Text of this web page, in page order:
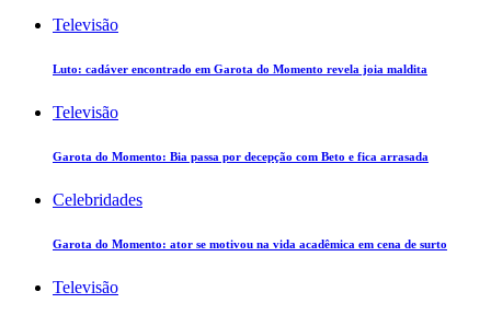
Televisão
Luto: cadáver encontrado em Garota do Momento revela joia maldita
Televisão
Garota do Momento: Bia passa por decepção com Beto e fica arrasada
Celebridades
Garota do Momento: ator se motivou na vida acadêmica em cena de surto
Televisão